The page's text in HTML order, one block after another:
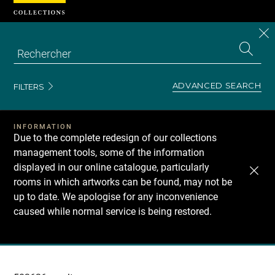
FILTERS ADVANCED SEARCH
INFORMATION
Due to the complete redesign of our collections
management tools, some of the information
displayed in our online catalogue, particularly
rooms in which artworks can be found, may not be
up to date. We apologise for any inconvenience
caused while normal service is being restored.
Recherche
Cookies management panel